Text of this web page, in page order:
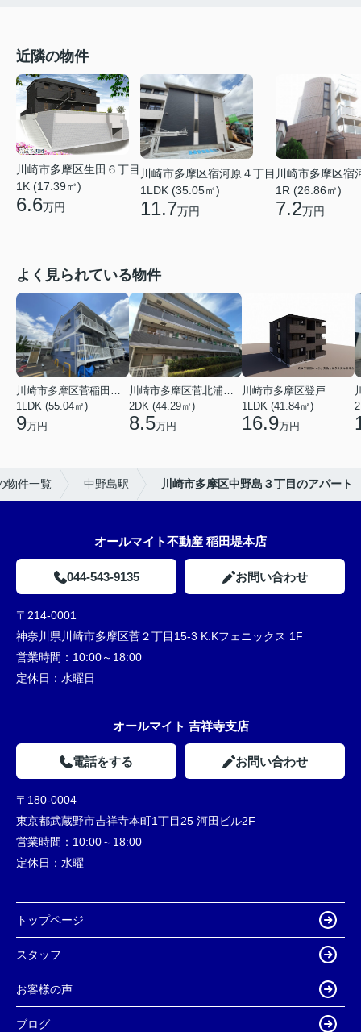
近隣の物件
川崎市多摩区生田６丁目
1K (17.39㎡)
6.6万円
川崎市多摩区宿河原４丁目
1LDK (35.05㎡)
11.7万円
川崎市多摩区宿
1R (26.86㎡)
7.2万円
よく見られている物件
川崎市多摩区菅稲田堤２丁目
1LDK (55.04㎡)
9万円
川崎市多摩区菅北浦２丁目
2DK (44.29㎡)
8.5万円
川崎市多摩区登戸
1LDK (41.84㎡)
16.9万円
物件一覧 中野島駅 川崎市多摩区中野島３丁目のアパート
オールマイト不動産 稲田堤本店
044-543-9135 お問い合わせ
〒214-0001
神奈川県川崎市多摩区菅２丁目15-3 K.Kフェニックス 1F
営業時間： 10:00～18:00
定休日： 水曜日
オールマイト 吉祥寺支店
電話をする お問い合わせ
〒180-0004
東京都武蔵野市吉祥寺本町1丁目25 河田ビル2F
営業時間： 10:00～18:00
定休日： 水曜
トップページ
スタッフ
お客様の声
ブログ